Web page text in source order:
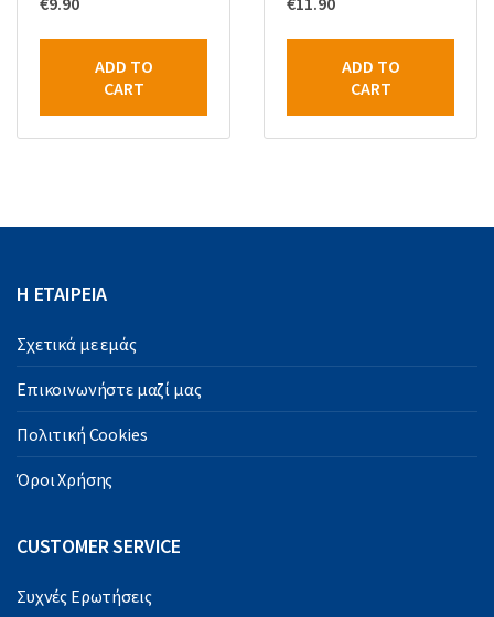
ADD TO
CART
ADD TO
CART
Η ΕΤΑΙΡΕΙΑ
Σχετικά με εμάς
Επικοινωνήστε μαζί μας
Πολιτική Cookies
Όροι Χρήσης
CUSTOMER SERVICE
Συχνές Ερωτήσεις